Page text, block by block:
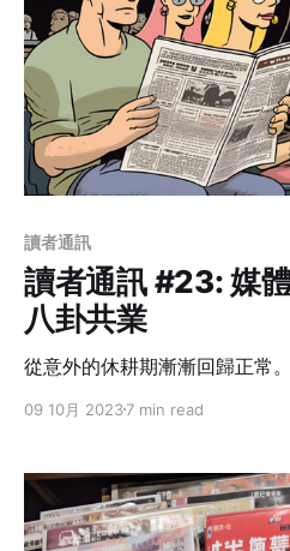
讀者通訊
讀者通訊 #23: 媒
八卦共業
從意外的休耕期漸漸回歸正常。
09 10月 20237 min read